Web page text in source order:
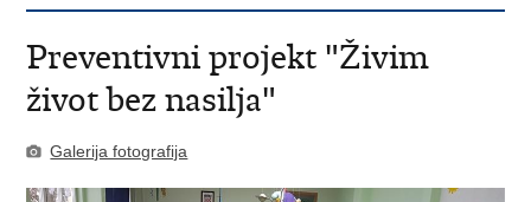
Preventivni projekt "Živim
život bez nasilja"
Galerija fotografija